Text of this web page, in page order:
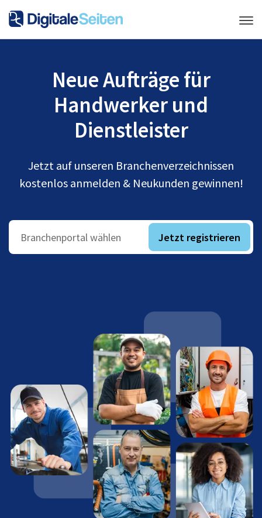
Neue Aufträge für
Handwerker und
Dienstleister
Jetzt auf unseren Branchenverzeichnissen
kostenlos anmelden & Neukunden gewinnen!
Branchenportal wählen Jetzt registrieren